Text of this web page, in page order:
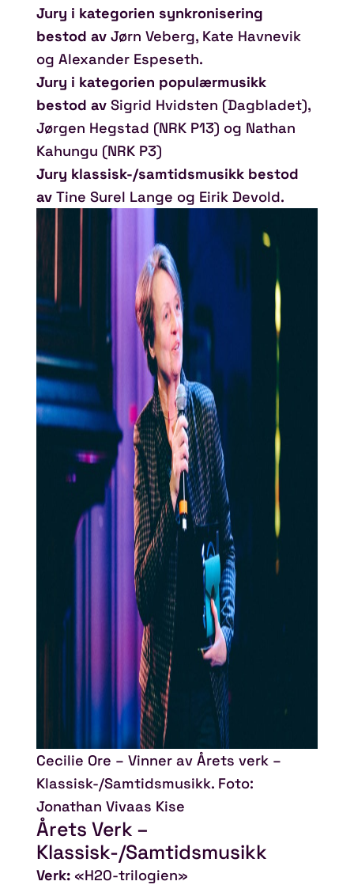
Jury i kategorien synkronisering
bestod avJørn Veberg, Kate Havnevik
og Alexander Espeseth.
Jury i kategorien populærmusikk
bestod avSigrid Hvidsten (Dagbladet),
Jørgen Hegstad (NRK P13) og Nathan
Kahungu (NRK P3)
Jury klassisk-/samtidsmusikk bestod
avTine Surel Lange og Eirik Devold.
Cecilie Ore – Vinner av Årets verk –
Klassisk-/Samtidsmusikk. Foto:
Jonathan Vivaas Kise
Årets Verk –
Klassisk-/Samtidsmusikk
Verk: «H20-trilogien»